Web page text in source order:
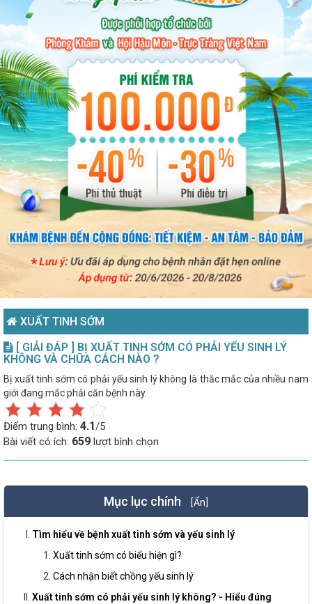
XUẤT TINH SỚM
[ GIẢI ĐÁP ] BỊ XUẤT TINH SỚM CÓ PHẢI YẾU SINH LÝ
KHÔNG VÀ CHỮA CÁCH NÀO ?
Bị xuất tinh sớm có phải yếu sinh lý không là thắc mắc của nhiều nam
giới đang mắc phải căn bệnh này.
Điểm trung bình: 4.1/5
Bài viết có ích: 659 lượt bình chọn
Mục lục chính [Ẩn]
Tìm hiểu về bệnh xuất tinh sớm và yếu sinh lý
Xuất tinh sớm có biểu hiện gì?
Cách nhận biết chồng yếu sinh lý
Xuất tinh sớm có phải yếu sinh lý không? - Hiểu đúng